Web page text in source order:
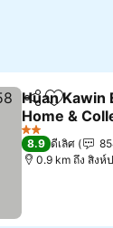
แชร์ เพิ่มในร
Huan Kawin
Home &
ดูราคา
2 ดาว
8.9 ดีเลิศ
0.9 km ถึง สิงห์